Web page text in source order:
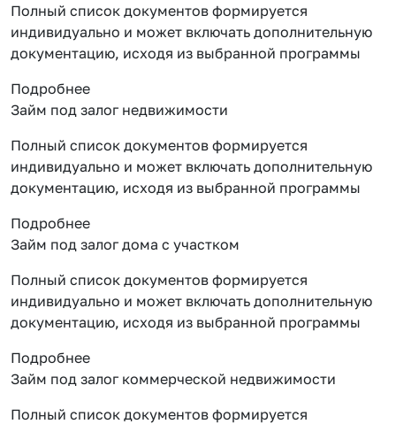
Полный список документов формируется
индивидуально и может включать дополнительную
документацию, исходя из выбранной программы
Подробнее
Займ под залог недвижимости
Полный список документов формируется
индивидуально и может включать дополнительную
документацию, исходя из выбранной программы
Подробнее
Займ под залог дома с участком
Полный список документов формируется
индивидуально и может включать дополнительную
документацию, исходя из выбранной программы
Подробнее
Займ под залог коммерческой недвижимости
Полный список документов формируется